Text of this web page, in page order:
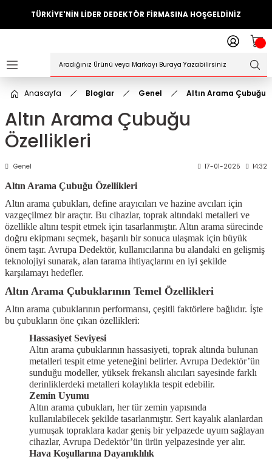
TÜRKİYE'NİN LİDER DEDEKTÖR FİRMASINA HOŞGELDİNİZ
Geri Dön
Anasayfa Bloglar Genel Altın Arama Çubuğu
Altın Arama Çubuğu
Özellikleri
Genel 17-01-2025 14:32
Altın Arama Çubuğu Özellikleri
Altın arama çubukları, define arayıcıları ve hazine avcıları için
vazgeçilmez bir araçtır. Bu cihazlar, toprak altındaki metalleri ve
özellikle altını tespit etmek için tasarlanmıştır. Altın arama sürecinde
doğru ekipmanı seçmek, başarılı bir sonuca ulaşmak için büyük
önem taşır. Avrupa Dedektör, kullanıcılarına bu alandaki en gelişmiş
teknolojiyi sunarak, alan tarama ihtiyaçlarını en iyi şekilde
karşılamayı hedefler.
Altın Arama Çubuklarının Temel Özellikleri
Altın arama çubuklarının performansı, çeşitli faktörlere bağlıdır. İşte
bu çubukların öne çıkan özellikleri:
Hassasiyet Seviyesi
Altın arama çubuklarının hassasiyeti, toprak altında bulunan
metalleri tespit etme yeteneğini belirler. Avrupa Dedektör’ün
sunduğu modeller, yüksek frekanslı alıcıları sayesinde farklı
derinliklerdeki metalleri kolaylıkla tespit edebilir.
Zemin Uyumu
Altın arama çubukları, her tür zemin yapısında
kullanılabilecek şekilde tasarlanmıştır. Sert kayalık alanlardan
yumuşak topraklara kadar geniş bir yelpazede uyum sağlayan
cihazlar, Avrupa Dedektör’ün ürün yelpazesinde yer alır.
Hava Koşullarına Dayanıklılık